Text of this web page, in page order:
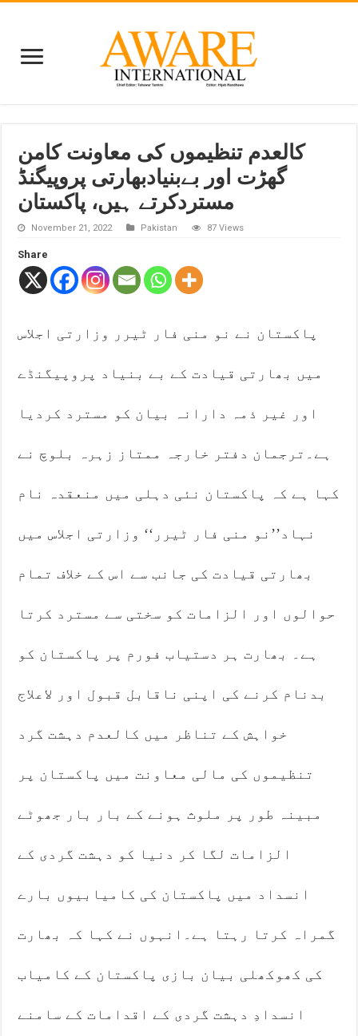
کالعدم تنظیموں کی معاونت کامن
گھڑت اور بےبنیادبھارتی پروپیگنڈ
مستردکرتے ہیں، پاکستان
November 21, 2022 Pakistan 87 Views
Share
پاکستان نے نو منی فار ٹیرر وزارتی اجلاس
میں بھارتی قیادت کے بے بنیاد پروپیگنڈے
اور غیر ذمہ دارانہ بیان کو مسترد کردیا
ہے۔ترجمان دفتر خارجہ ممتاز زہرہ بلوچ نے
کہا ہے کہ پاکستان نئی دہلی میں منعقدہ نام
نہاد’’نو منی فار ٹیرر‘‘ وزارتی اجلاس میں
بھارتی قیادت کی جانب سے اس کے خلاف تمام
حوالوں اور الزامات کو سختی سے مسترد کرتا
ہے۔ بھارت ہر دستیاب فورم پر پاکستان کو
بدنام کرنے کی اپنی ناقابل قبول اور لاعلاج
خواہش کے تناظر میں کالعدم دہشت گرد
تنظیموں کی مالی معاونت میں پاکستان پر
مبینہ طور پر ملوث ہونے کے بار بار جھوٹے
الزامات لگا کر دنیا کو دہشت گردی کے
انسداد میں پاکستان کی کامیابیوں بارے
گمراہ کرتا رہتا ہے۔انہوں نے کہا کہ بھارت
کی کھوکھلی بیان بازی پاکستان کے کامیاب
انسدادِ دہشت گردی کے اقدامات کے سامنے